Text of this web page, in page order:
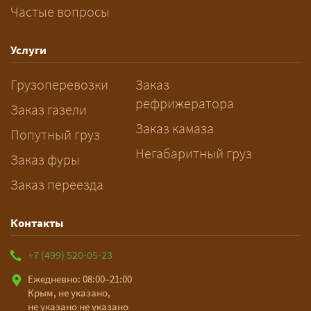
— Заранее: только оформление
рабочих дней. Оставьте заявку
заблаговременно — логист
рассчитает маршрут и запустит
подготовку документов.
Частые вопросы
Услуги
Грузоперевозки
Заказ газели
Попутный груз
Заказ фуры
Заказ переезда
Заказ
рефрижератора
Заказ камаза
Негабаритный груз
Контакты
+7 (499) 520-05-23
Ежедневно: 08:00–21:00
Крым, не указано,
не указано не указано